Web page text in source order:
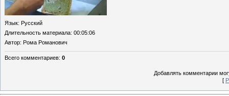
Язык: Русский
Длительность материала: 00:05:06
Автор: Рома Романович
Всего комментариев: 0
Добавлять комментарии
[